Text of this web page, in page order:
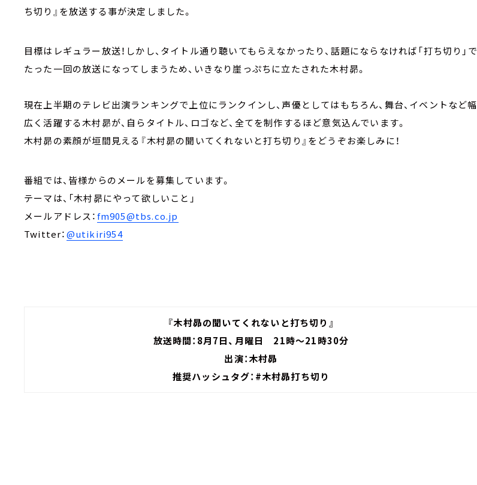
ち切り』を放送する事が決定しました。
目標はレギュラー放送！しかし、タイトル通り聴いてもらえなかったり、話題にならなければ「打ち切り」で
たった一回の放送になってしまうため、いきなり崖っぷちに立たされた木村昴。
現在上半期のテレビ出演ランキングで上位にランクインし、声優としてはもちろん、舞台、イベントなど幅
広く活躍する木村昴が、自らタイトル、ロゴなど、全てを制作するほど意気込んでいます。
木村昴の素顔が垣間見える『木村昴の聞いてくれないと打ち切り』をどうぞお楽しみに！
番組では、皆様からのメールを募集しています。
テーマは、「木村昴にやって欲しいこと」
メールアドレス：fm905@tbs.co.jp
Twitter：@utikiri954
『木村昴の聞いてくれないと打ち切り』
放送時間：8月7日、月曜日 21時～21時30分
出演：木村昴
推奨ハッシュタグ：#木村昴打ち切り